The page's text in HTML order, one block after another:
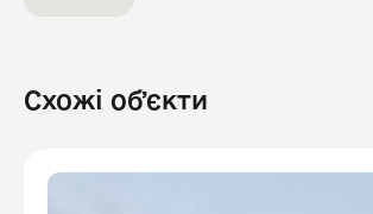
Схожі обʼєкти